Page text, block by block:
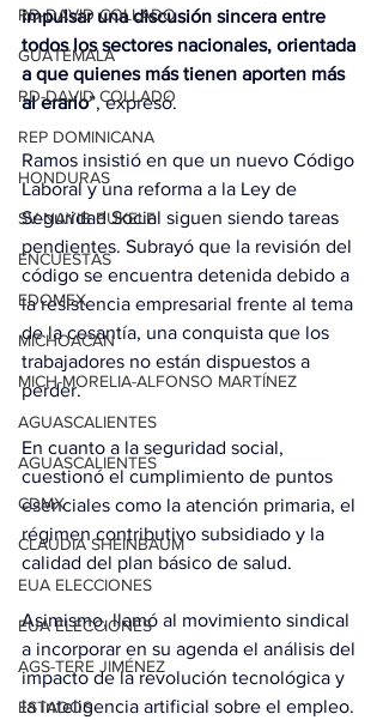
RD-DAVID COLLADO
GUATEMALA
RD-DAVID COLLADO
REP DOMINICANA
HONDURAS
SV-NAYIB BUKELE
ENCUESTAS
EDOMEX
MICHOACÁN
MICH-MORELIA-ALFONSO MARTÍNEZ
AGUASCALIENTES
AGUASCALIENTES
CDMX
CLAUDIA SHEINBAUM
EUA ELECCIONES
EUA ELECCIONES
AGS-TERE JIMÉNEZ
ESTADOS
impulsar una discusión sincera entre
todos los sectores nacionales, orientada
a que quienes más tienen aporten más
al erario”, expresó.
Ramos insistió en que un nuevo Código
Laboral y una reforma a la Ley de
Seguridad Social siguen siendo tareas
pendientes. Subrayó que la revisión del
código se encuentra detenida debido a
la resistencia empresarial frente al tema
de la cesantía, una conquista que los
trabajadores no están dispuestos a
perder.
En cuanto a la seguridad social,
cuestionó el cumplimiento de puntos
esenciales como la atención primaria, el
régimen contributivo subsidiado y la
calidad del plan básico de salud.
Asimismo, llamó al movimiento sindical
a incorporar en su agenda el análisis del
impacto de la revolución tecnológica y
la inteligencia artificial sobre el empleo.